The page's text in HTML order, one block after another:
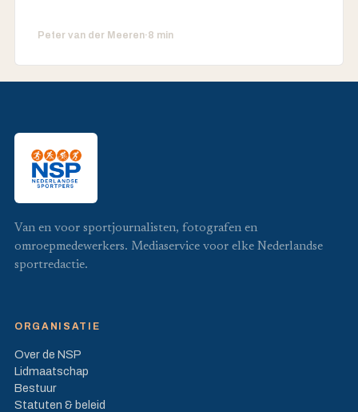
Peter van der Meeren·8 min
Van en voor sportjournalisten, fotografen en
omroepmedewerkers. Mediaservice voor elke Nederlandse
sportredactie.
ORGANISATIE
Over de NSP
Lidmaatschap
Bestuur
Statuten & beleid